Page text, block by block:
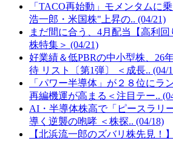
「TACO再始動」モメンタムに
浩一郎・米国株"上昇の.. (04/21)
まだ間に合う、4月配当【高利
株特集＞ (04/21)
好業績＆低PBRの中小型株、26
待 リスト〔第1弾〕 ＜成長.. (04/
「パワー半導体」が２８位にラ
再編機運が高まる＜注目テー..
AI・半導体株高で「ピースラリ
導く逆襲の咆哮 ＜株探.. (04/18)
【北浜流一郎のズバリ株先見！